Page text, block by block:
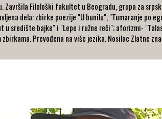
Završila Filološki fakultet u Beogradu, grupa za
dela: zbirke poezije "U bunilu", "Tumaranje po
u središte bajke" i "Lepe i ružne reči"; aforizmi-
Prevođena na više jezika. Nosilac Zlatne